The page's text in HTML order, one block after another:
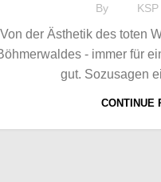
By KSP
Von der Ästhetik des toten
- immer für
gut. Sozusagen
CONTINUE